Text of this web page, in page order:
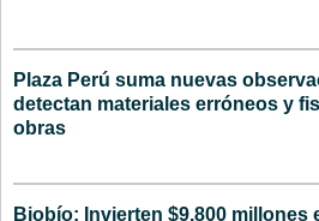
Plaza Perú suma nuevas
detectan materiales erróneos y
obras
Biobío: Invierten $9.800 millones